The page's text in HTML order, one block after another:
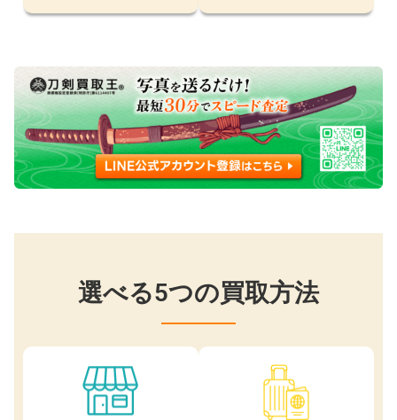
選べる5つの買取方法